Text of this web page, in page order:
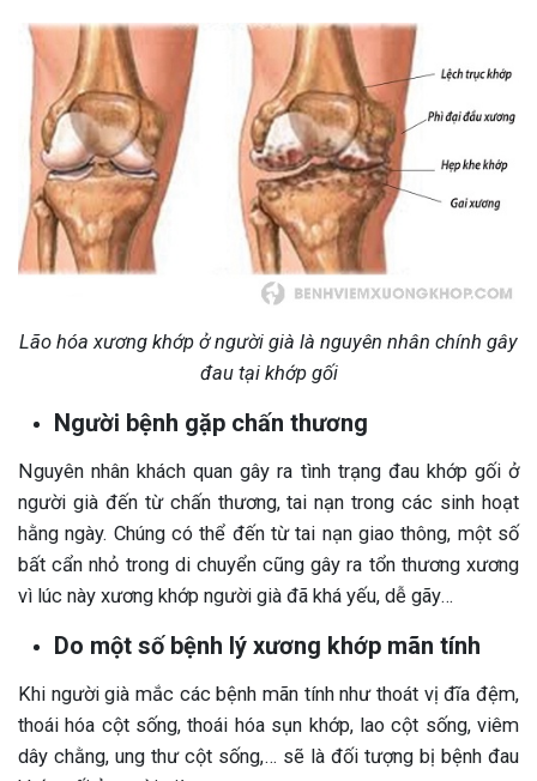
Lão hóa xương khớp ở người già là nguyên nhân chính gây
đau tại khớp gối
Người bệnh gặp chấn thương
Nguyên nhân khách quan gây ra tình trạng đau khớp gối ở
người già đến từ chấn thương, tai nạn trong các sinh hoạt
hằng ngày. Chúng có thể đến từ tai nạn giao thông, một số
bất cẩn nhỏ trong di chuyển cũng gây ra tổn thương xương
vì lúc này xương khớp người già đã khá yếu, dễ gãy…
Do một số bệnh lý xương khớp mãn tính
Khi người già mắc các bệnh mãn tính như thoát vị đĩa đệm,
thoái hóa cột sống, thoái hóa sụn khớp, lao cột sống, viêm
dây chằng, ung thư cột sống,… sẽ là đối tượng bị bệnh đau